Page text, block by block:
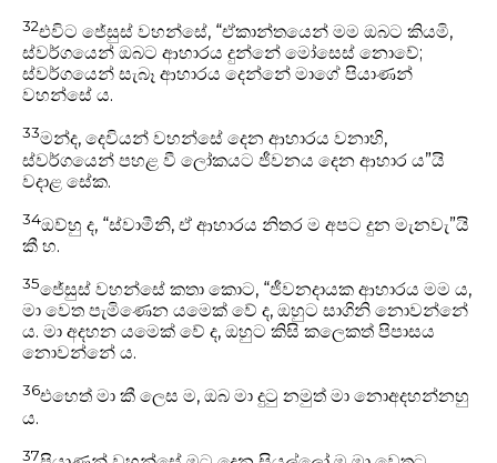
32එවිට ජේසුස් වහන්සේ, “ඒකාන්තයෙන් මම ඔබට කියමි,
ස්වර්ගයෙන් ඔබට ආහාරය දුන්නේ මෝසෙස් නොවේ;
ස්වර්ගයෙන් සැබෑ ආහාරය දෙන්නේ මාගේ පියාණන්
වහන්සේ ය.
33මන්ද, දෙවියන් වහන්සේ දෙන ආහාරය වනාහි,
ස්වර්ගයෙන් පහළ වී ලෝකයට ජීවනය දෙන ආහාර ය”යි
වදාළ සේක.
34ඔව්හු ද, “ස්වාමීනි, ඒ ආහාරය නිතර ම අපට දුන මැනවැ”යි
කී හ.
35ජේසුස් වහන්සේ කතා කොට, “ජීවනදායක ආහාරය මම ය,
මා වෙත පැමිණෙන යමෙක් වේ ද, ඔහුට සාගිනි නොවන්නේ
ය. මා අදහන යමෙක් වේ ද, ඔහුට කිසි කලෙකත් පිපාසය
නොවන්නේ ය.
36එහෙත් මා කී ලෙස ම, ඔබ මා දුටු නමුත් මා නොඅදහන්නහු
ය.
37